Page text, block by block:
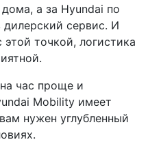
а за Hyundai по
дилерский сервис. И
точкой, логистика
час проще и
Mobility имеет
нужен углубленный